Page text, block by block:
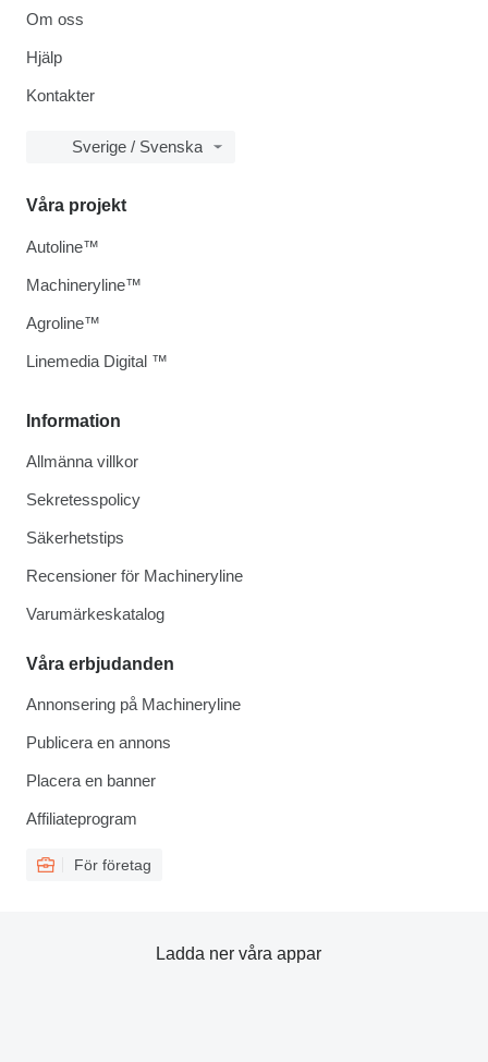
Om oss
Hjälp
Kontakter
Sverige / Svenska
Information
Allmänna villkor
Sekretesspolicy
Säkerhetstips
Recensioner för Machineryline
Varumärkeskatalog
Våra erbjudanden
Annonsering på Machineryline
Publicera en annons
Placera en banner
Affiliateprogram
För företag
Våra projekt
Autoline™
Machineryline™
Agroline™
Linemedia Digital ™
Ladda ner våra appar